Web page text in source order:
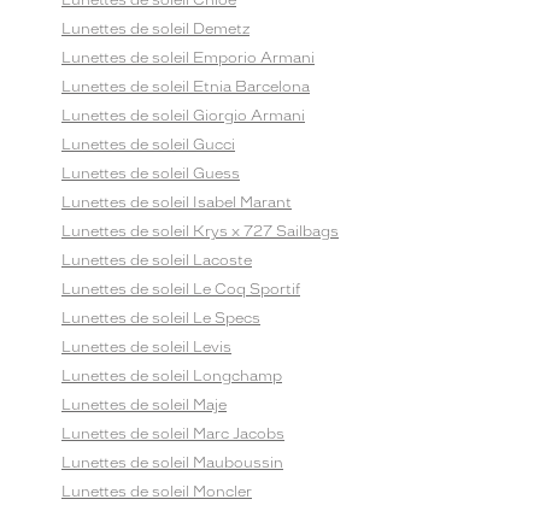
Lunettes de soleil Demetz
Lunettes de soleil Emporio Armani
Lunettes de soleil Etnia Barcelona
Lunettes de soleil Giorgio Armani
Lunettes de soleil Gucci
Lunettes de soleil Guess
Lunettes de soleil Isabel Marant
Lunettes de soleil Krys x 727 Sailbags
Lunettes de soleil Lacoste
Lunettes de soleil Le Coq Sportif
Lunettes de soleil Le Specs
Lunettes de soleil Levis
Lunettes de soleil Longchamp
Lunettes de soleil Maje
Lunettes de soleil Marc Jacobs
Lunettes de soleil Mauboussin
Lunettes de soleil Moncler